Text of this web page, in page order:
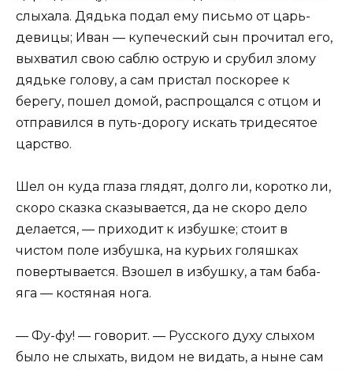
слыхала. Дядька подал ему письмо от царь-
девицы; Иван — купеческий сын прочитал его,
выхватил свою саблю острую и срубил злому
дядьке голову, а сам пристал поскорее к
берегу, пошел домой, распрощался с отцом и
отправился в путь-дорогу искать тридесятое
царство.
Шел он куда глаза глядят, долго ли, коротко ли,
скоро сказка сказывается, да не скоро дело
делается, — приходит к избушке; стоит в
чистом поле избушка, на курьих голяшках
повертывается. Взошел в избушку, а там баба-
яга — костяная нога.
— Фу-фу! — говорит. — Русского духу слыхом
было не слыхать, видом не видать, а ныне сам